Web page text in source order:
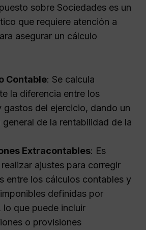
sobre Sociedades es un
que requiere atención a
asegurar un cálculo
Contable: Se calcula
la diferencia entre los
gastos del ejercicio, dando un
general de la rentabilidad de la
Extracontables: Es
ajustes para corregir
entre los cálculos contables y
definidas por
lo que puede incluir
o provisiones